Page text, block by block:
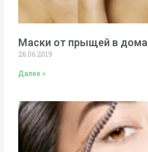
Маски от прыщей в
26.06.2019
Далее »